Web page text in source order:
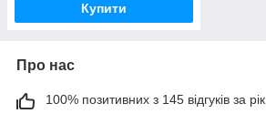
Купити
Про нас
100% позитивних з 145 відгуків за рік